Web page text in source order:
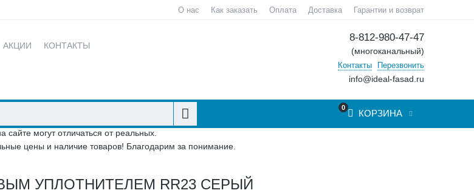
О нас Как заказать Оплата Доставка Гарантии и возврат
АКЦИИ КОНТАКТЫ
8-812-980-47-47
(многоканальный)
Контакты Перезвонить
info@ideal-fasad.ru
0
КОРЗИНА
могут отличаться от реальных.
цены и наличие товаров! Благодарим за понимание.
УПЛОТНИТЕЛЕМ RR23 СЕРЫЙ